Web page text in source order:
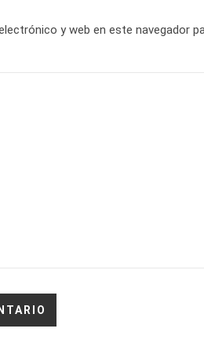
y web en este navegador